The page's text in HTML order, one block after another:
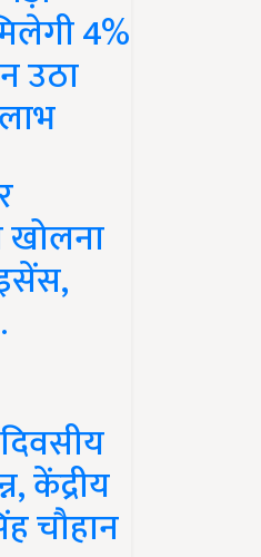
4%
उठा
केंद्रीय
चौहान